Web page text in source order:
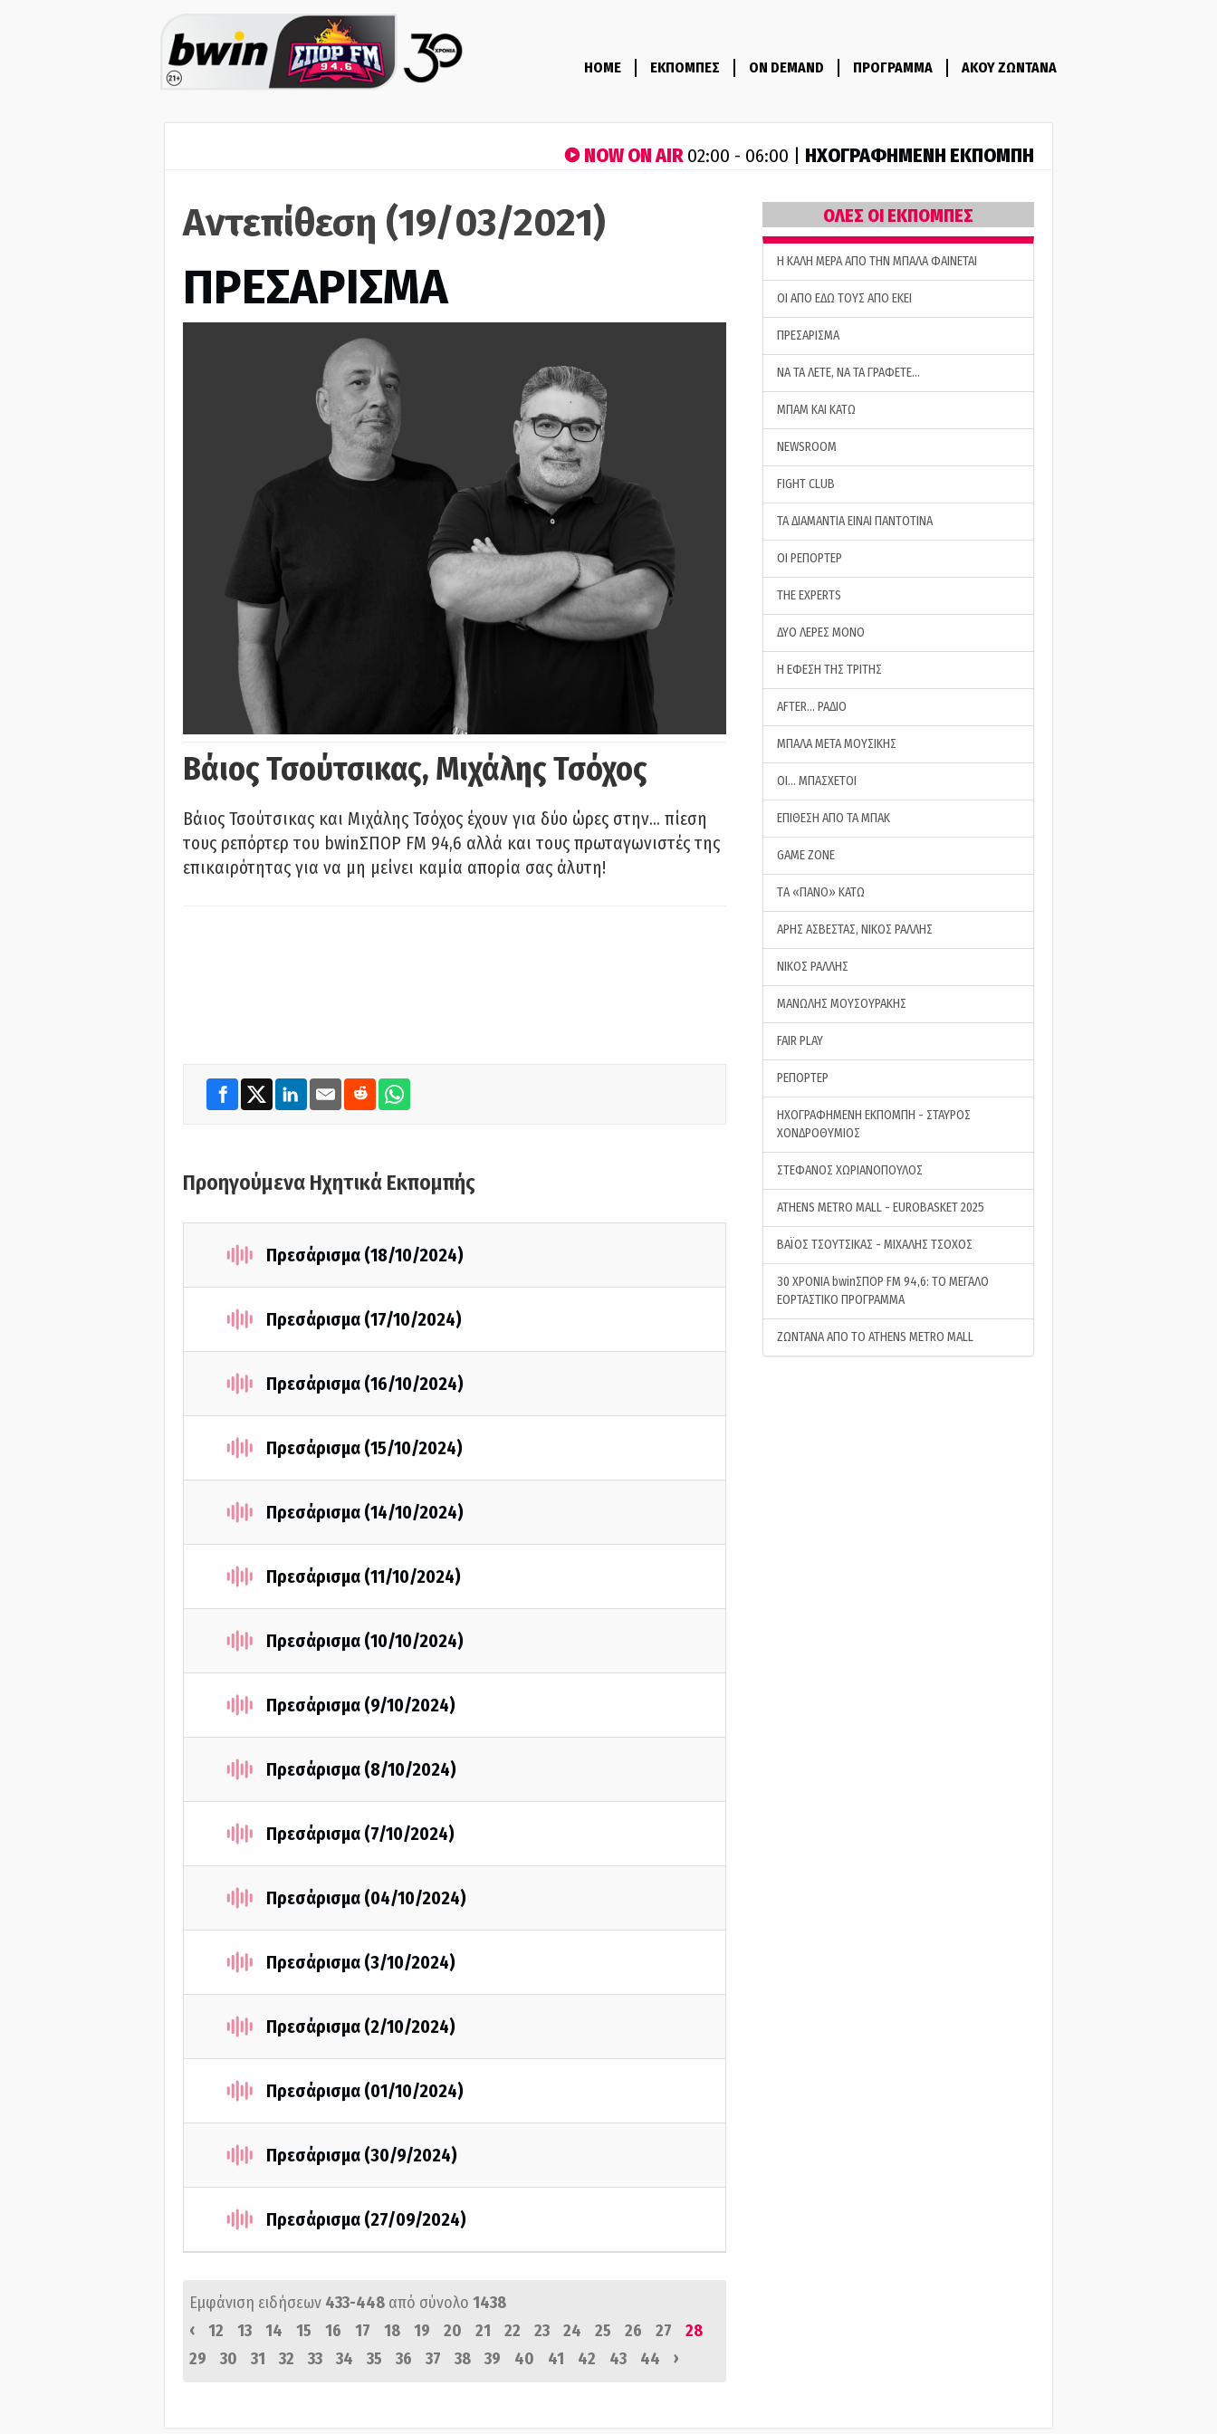
HOME ΕΚΠΟΜΠΕΣ ON DEMAND ΠΡΟΓΡΑΜΜΑ ΑΚΟΥ ΖΩΝΤΑΝΑ
NOW ON AIR02:00 - 06:00 | ΗΧΟΓΡΑΦΗΜΕΝΗ ΕΚΠΟΜΠΗ
Αντεπίθεση (19/03/2021)
ΠΡΕΣΑΡΙΣΜΑ
Βάιος Τσούτσικας, Μιχάλης Τσόχος
Βάιος Τσούτσικας και Μιχάλης Τσόχος έχουν για δύο ώρες στην… πίεση
τους ρεπόρτερ του bwinΣΠΟΡ FM 94,6 αλλά και τους πρωταγωνιστές της
επικαιρότητας για να μη μείνει καμία απορία σας άλυτη!
Προηγούμενα Ηχητικά Εκπομπής
Πρεσάρισμα (18/10/2024)
Πρεσάρισμα (17/10/2024)
Πρεσάρισμα (16/10/2024)
Πρεσάρισμα (15/10/2024)
Πρεσάρισμα (14/10/2024)
Πρεσάρισμα (11/10/2024)
Πρεσάρισμα (10/10/2024)
Πρεσάρισμα (9/10/2024)
Πρεσάρισμα (8/10/2024)
Πρεσάρισμα (7/10/2024)
Πρεσάρισμα (04/10/2024)
Πρεσάρισμα (3/10/2024)
Πρεσάρισμα (2/10/2024)
Πρεσάρισμα (01/10/2024)
Πρεσάρισμα (30/9/2024)
Πρεσάρισμα (27/09/2024)
Εμφάνιση ειδήσεων 433-448 από σύνολο 1438
‹
12 13 14 15 16 17 18 19 20 21 22 23 24 25 26 27
28
29
30 31 32 33 34 35 36 37 38 39 40 41 42 43 44 ›
ΟΛΕΣ ΟΙ ΕΚΠΟΜΠΕΣ
H ΚΑΛΗ ΜΕΡΑ ΑΠΟ ΤΗΝ ΜΠΑΛΑ ΦΑΙΝΕΤΑΙ
ΟΙ ΑΠΟ ΕΔΩ ΤΟΥΣ ΑΠΟ ΕΚΕΙ
ΠΡΕΣΑΡΙΣΜΑ
ΝΑ ΤΑ ΛΕΤΕ, ΝΑ ΤΑ ΓΡΑΦΕΤΕ…
ΜΠΑΜ ΚΑΙ ΚΑΤΩ
NEWSROOM
FIGHT CLUB
ΤΑ ΔΙΑΜΑΝΤΙΑ ΕΙΝΑΙ ΠΑΝΤΟΤΙΝΑ
ΟΙ ΡΕΠΟΡΤΕΡ
THE EXPERTS
ΔΥΟ ΛΕΡΕΣ ΜΟΝΟ
Η ΕΦΕΣΗ ΤΗΣ ΤΡΙΤΗΣ
AFTER… ΡΑΔΙΟ
ΜΠΑΛΑ ΜΕΤΑ ΜΟΥΣΙΚΗΣ
ΟΙ… ΜΠΑΣΧΕΤΟΙ
ΕΠΙΘΕΣΗ ΑΠΟ ΤΑ ΜΠΑΚ
GAME ZONE
ΤA «ΠΑΝΟ» ΚΑΤΩ
ΑΡΗΣ ΑΣΒΕΣΤΑΣ, ΝΙΚΟΣ ΡΑΛΛΗΣ
ΝΙΚΟΣ ΡΑΛΛΗΣ
ΜΑΝΩΛΗΣ ΜΟΥΣΟΥΡΑΚΗΣ
FAIR PLAY
ΡΕΠΟΡΤΕΡ
ΗΧΟΓΡΑΦΗΜΕΝΗ ΕΚΠΟΜΠΗ - ΣΤΑΥΡΟΣ
ΧΟΝΔΡΟΘΥΜΙΟΣ
ΣΤΕΦΑΝΟΣ ΧΩΡΙΑΝΟΠΟΥΛΟΣ
ATHENS METRO MALL - EUROBASKET 2025
ΒΑΪΟΣ ΤΣΟΥΤΣΙΚΑΣ - ΜΙΧΑΛΗΣ ΤΣΟΧΟΣ
30 ΧΡΟΝΙΑ bwinΣΠΟΡ FM 94,6: ΤΟ ΜΕΓΑΛΟ
ΕΟΡΤΑΣΤΙΚΟ ΠΡΟΓΡΑΜΜΑ
ΖΩΝΤΑΝΑ ΑΠΟ ΤΟ ATHENS METRO MALL